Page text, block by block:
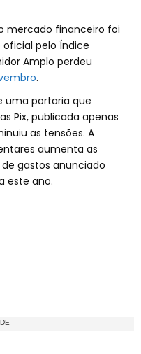
mercado financeiro foi
pelo Índice
Amplo perdeu
.
uma portaria que
Pix, publicada apenas
as tensões. A
aumenta as
gastos anunciado
este ano.